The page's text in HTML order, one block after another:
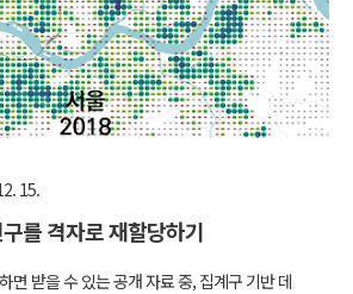
않아서 약간의 코드로 직접 만들어봤다. 셰이더
는 ..
15.
를 격자로 재할당하기
면 받을 수 있는 공개 자료 중, 집계구 기반 데